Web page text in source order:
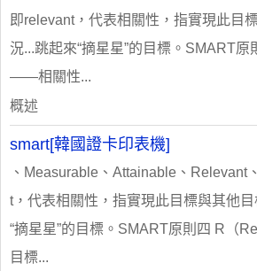
即relevant，代表相關性，指實現此目
況...跳起來“摘星星”的目標。SMART原
——相關性...
概述
smart[韓國證卡印表機]
、Measurable、Attainable、Relevant
t，代表相關性，指實現此目標與其他
“摘星星”的目標。SMART原則四 R（
目標...